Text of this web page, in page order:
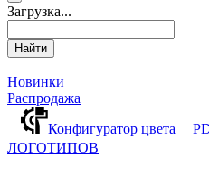
Загрузка...
Найти
Новинки
Распродажа
Конфигуратор цвета
ЛОГОТИПОВ